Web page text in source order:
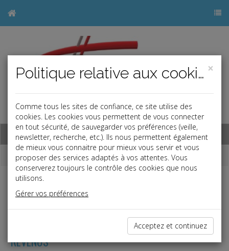
Base documentaire
Dépêches
Fiscal TPE
TÉLÉCORRECTION DE LA DÉCLARATION DE
REVENUS
×
Politique relative aux cookies
Comme tous les sites de confiance, ce site utilise des
cookies. Les cookies vous permettent de vous connecter
en tout sécurité, de sauvegarder vos préférences (veille,
newsletter, recherche, etc.). Ils nous permettent également
de mieux vous connaitre pour mieux vous servir et vous
proposer des services adaptés à vos attentes. Vous
conserverez toujours le contrôle des cookies que nous
utilisons.
Gérer vos préférences
Acceptez et continuez